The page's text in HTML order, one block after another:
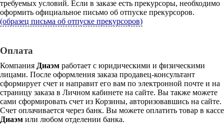
требуемых условий. Если в заказе есть прекурсоры, необходимо
оформить официальное письмо об отпуске прекурсоров.
(образец письма об отпуске прекурсоров)
Оплата
Компания Диаэм работает с юридическими и физическими
лицами. После оформления заказа продавец-консультант
сформирует счет и направит его вам по электронной почте и на
страницу заказа в Личном кабинете на сайте. Вы также можете
сами сформировать счет из Корзины, авторизовавшись на сайте.
Счет оплачивается через банк. Вы можете оплатить товар в кассе
Диаэм или любом отделении банка.